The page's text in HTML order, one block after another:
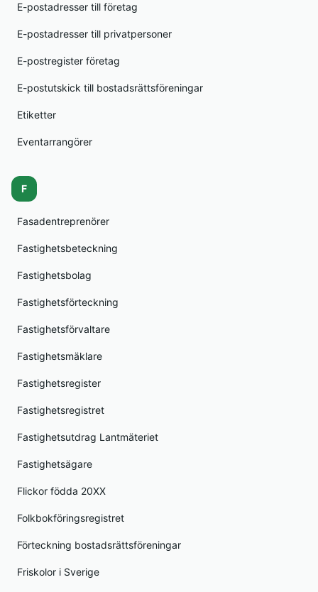
E-postadresser till företag
E-postadresser till privatpersoner
E-postregister företag
E-postutskick till bostadsrättsföreningar
Etiketter
Eventarrangörer
F
Fasadentreprenörer
Fastighetsbeteckning
Fastighetsbolag
Fastighetsförteckning
Fastighetsförvaltare
Fastighetsmäklare
Fastighetsregister
Fastighetsregistret
Fastighetsutdrag Lantmäteriet
Fastighetsägare
Flickor födda 20XX
Folkbokföringsregistret
Förteckning bostadsrättsföreningar
Friskolor i Sverige